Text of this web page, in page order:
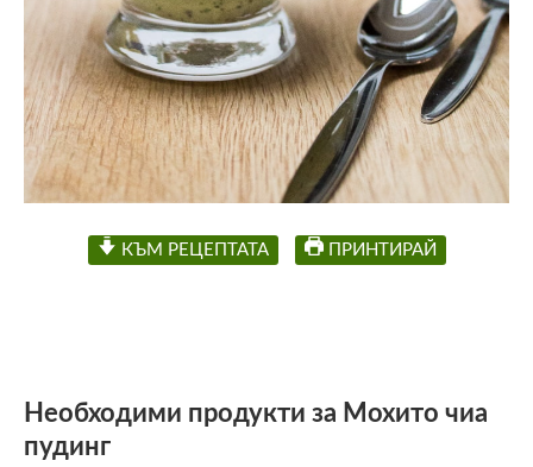
КЪМ РЕЦЕПТАТА ПРИНТИРАЙ
Необходими продукти за Мохито чиа
пудинг